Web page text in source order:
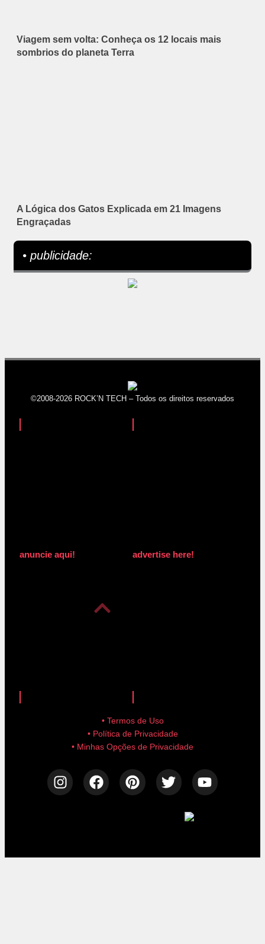
Viagem sem volta: Conheça os 12 locais mais
sombrios do planeta Terra
A Lógica dos Gatos Explicada em 21 Imagens
Engraçadas
• publicidade:
©2008-2026 ROCK’N TECH – Todos os direitos reservados
anuncie aqui! advertise here!
• Termos de Uso
• Política de Privacidade
• Minhas Opções de Privacidade